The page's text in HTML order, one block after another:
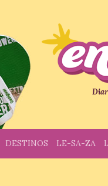
DESTINOS LE-SA-ZA